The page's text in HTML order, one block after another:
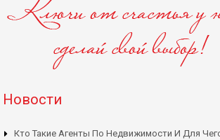
Новости
Кто Такие Агенты По Недвижимости И Для